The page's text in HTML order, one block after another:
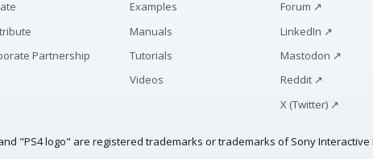
Partnership
Examples
Manuals
Tutorials
Videos
Forum ↗
LinkedIn ↗
Mastodon ↗
Reddit ↗
X (Twitter) ↗
"PS4 logo" are registered trademarks or trademarks of Sony Interactive